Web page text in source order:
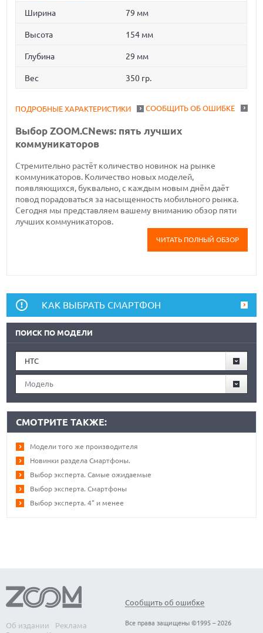
Ширина 79 мм
Высота 154 мм
Глубина 29 мм
Вес 350 гр.
СООБЩИТЬ ОБ ОШИБКЕ
ПОДРОБНЫЕ ХАРАКТЕРИСТИКИ
Выбор ZOOM.CNews: пять лучших
коммуникаторов
Стремительно растёт количество новинок на рынке
коммуникаторов. Количество новых моделей,
появляющихся, буквально, с каждым новым днём даёт
повод порадоваться за насыщенность мобильного рынка.
Сегодня мы представляем вашему вниманию обзор пяти
лучших коммуникаторов.
ЧИТАТЬ ПОЛНЫЙ ОБЗОР
КАК ВЫБРАТЬ СМАРТФОН
ПОИСК ПО МОДЕЛИ
HTC
Модель
СМОТРИТЕ ТАКЖЕ:
Модели того же производителя
Новинки раздела Смартфоны.
Выбор эксперта. Самые ожидаемые
Выбор эксперта. Смартфоны
Выбор эксперта. 4" и менее
Об издании
Реклама
Сообщить об ошибке
Все права защищены ©1995 – 2026